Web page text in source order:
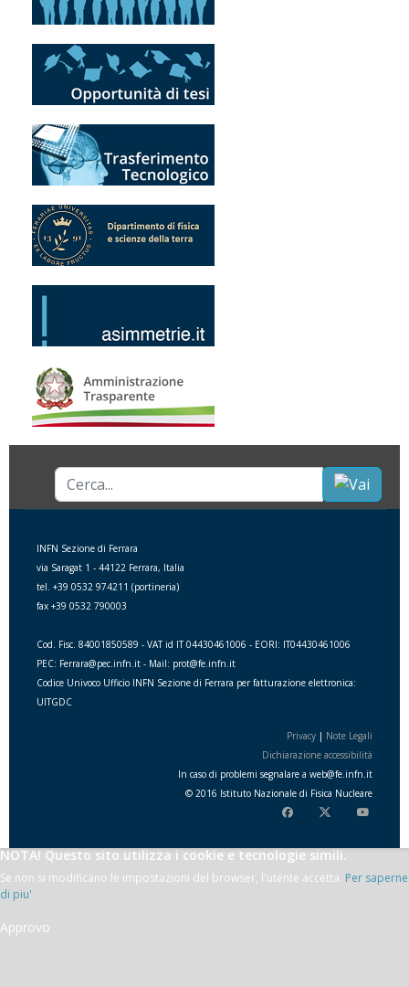
Cerca...
INFN Sezione di Ferrara
via Saragat 1 - 44122 Ferrara, Italia
tel. +39 0532 974211 (portineria)
fax +39 0532 790003
Cod. Fisc. 84001850589 - VAT id IT 04430461006 - EORI: IT04430461006
PEC: Ferrara@pec.infn.it - Mail: prot@fe.infn.it
Codice Univoco Ufficio INFN Sezione di Ferrara per fatturazione elettronica:
UITGDC
Privacy | Note Legali
Dichiarazione accessibilità
In caso di problemi segnalare a web@fe.infn.it
© 2016 Istituto Nazionale di Fisica Nucleare
NOTA! Questo sito utilizza i cookie e tecnologie simili.
Se non si modificano le impostazioni del browser, l'utente accetta. Per saperne
di piu'
Approvo